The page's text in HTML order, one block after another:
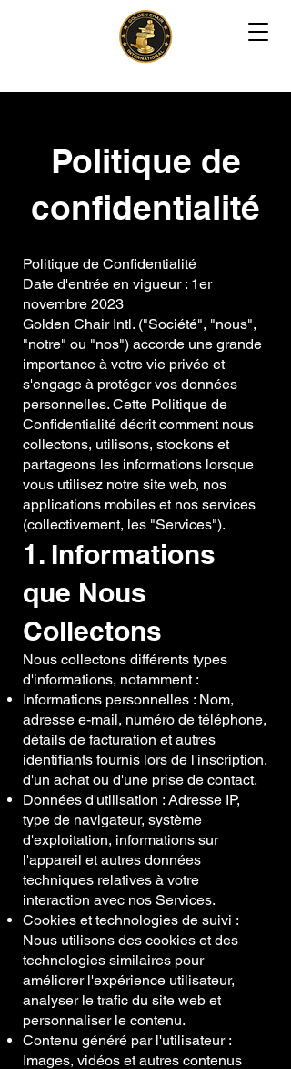
Politique de
confidentialité
Politique de Confidentialité
Date d'entrée en vigueur : 1er
novembre 2023
Golden Chair Intl. ("Société", "nous",
"notre" ou "nos") accorde une grande
importance à votre vie privée et
s'engage à protéger vos données
personnelles. Cette Politique de
Confidentialité décrit comment nous
collectons, utilisons, stockons et
partageons les informations lorsque
vous utilisez notre site web, nos
applications mobiles et nos services
(collectivement, les "Services").
1. Informations
que Nous
Collectons
Nous collectons différents types
d'informations, notamment :
Informations personnelles : Nom,
adresse e-mail, numéro de téléphone,
détails de facturation et autres
identifiants fournis lors de l'inscription,
d'un achat ou d'une prise de contact.
Données d'utilisation : Adresse IP,
type de navigateur, système
d'exploitation, informations sur
l'appareil et autres données
techniques relatives à votre
interaction avec nos Services.
Cookies et technologies de suivi :
Nous utilisons des cookies et des
technologies similaires pour
améliorer l'expérience utilisateur,
analyser le trafic du site web et
personnaliser le contenu.
Contenu généré par l'utilisateur :
Images, vidéos et autres contenus